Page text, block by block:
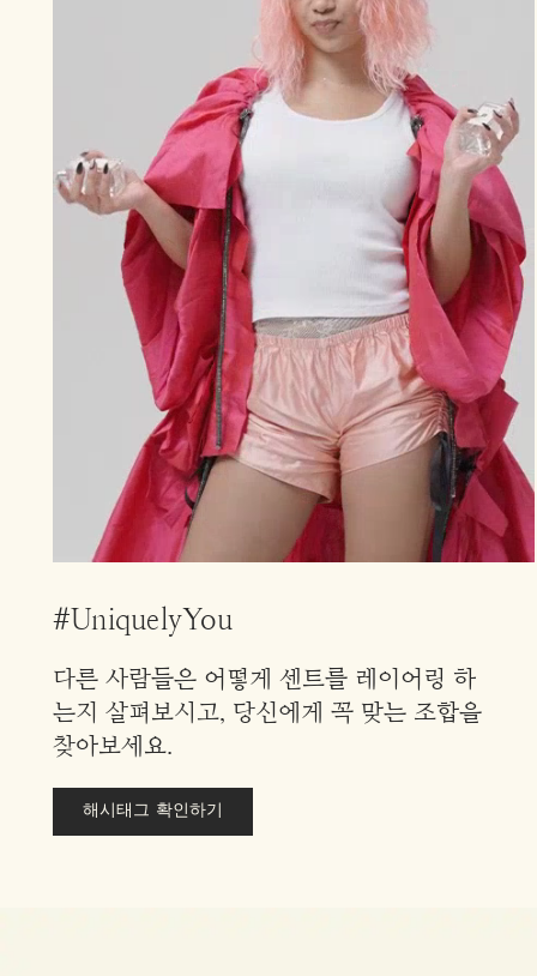
#UniquelyYou
다른 사람들은 어떻게 센트를 레이어링 하
는지 살펴보시고, 당신에게 꼭 맞는 조합을
찾아보세요.
해시태그 확인하기